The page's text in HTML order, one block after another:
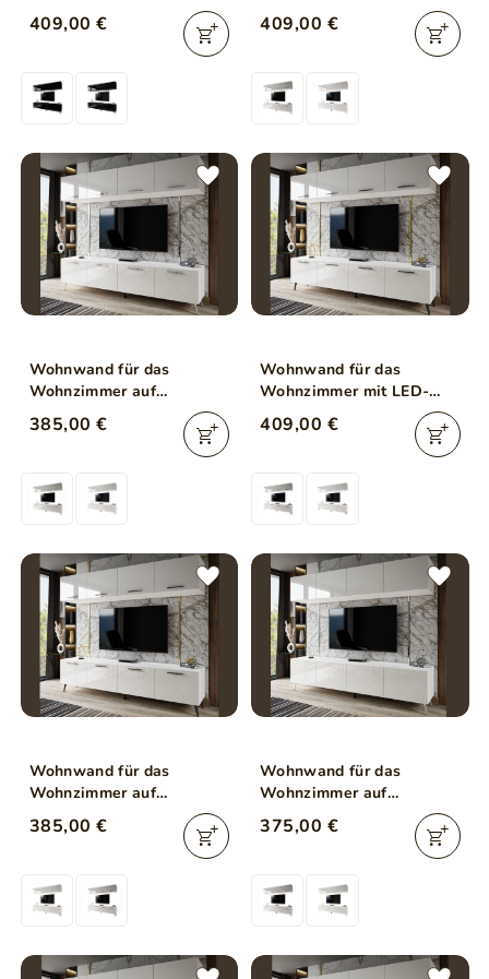
Beleuchtung auf
Schwarzen Metallbeinen
Noaé Schwarz Hochglanz
409,00 €
Beleuchtung auf Silbernen
Metallbeinen Noaé Weiß
409,00 €
Wohnwand für das
Wohnzimmer auf
Silbernen Metallbeinen
Noaé Weiß Hochglanz
385,00 €
Wohnwand für das
Wohnzimmer mit LED-
Beleuchtung auf
Schwarzen Metallbeinen
Noaé Weiß Hochglanz
409,00 €
Wohnwand für das
Wohnzimmer auf
Schwarzen Metallbeinen
Noaé Weiß Hochglanz
385,00 €
Wohnwand für das
Wohnzimmer auf
Silbernen Metallbeinen
Noaé Weiß Hochglanz
375,00 €